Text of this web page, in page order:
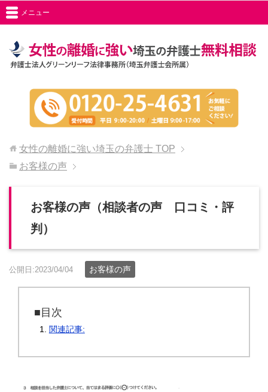
メニュー
女性の離婚に強い埼玉の弁護士 TOP
お客様の声
お客様の声（相談者の声 口コミ・評
判）
公開日:2023/04/04 お客様の声
■目次
関連記事: